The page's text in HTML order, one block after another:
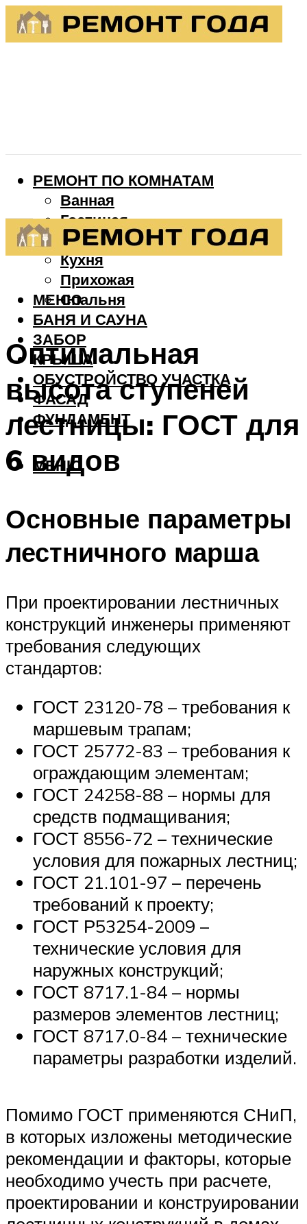
РЕМОНТ ПО КОМНАТАМ
Ванная
Гостиная
Детская
Кухня
Прихожая
Спальня
БАНЯ И САУНА
ЗАБОР
КРЫША
ОБУСТРОЙСТВО УЧАСТКА
ФАСАД
ФУНДАМЕНТ
МЕНЮ
МЕНЮ
Оптимальная
высота ступеней
лестницы: ГОСТ для
6 видов
Основные параметры
лестничного марша
При проектировании лестничных
конструкций инженеры применяют
требования следующих
стандартов:
ГОСТ 23120-78 – требования к
маршевым трапам;
ГОСТ 25772-83 – требования к
ограждающим элементам;
ГОСТ 24258-88 – нормы для
средств подмащивания;
ГОСТ 8556-72 – технические
условия для пожарных лестниц;
ГОСТ 21.101-97 – перечень
требований к проекту;
ГОСТ Р53254-2009 –
технические условия для
наружных конструкций;
ГОСТ 8717.1-84 – нормы
размеров элементов лестниц;
ГОСТ 8717.0-84 – технические
параметры разработки изделий.
Помимо ГОСТ применяются СНиП,
в которых изложены методические
рекомендации и факторы, которые
необходимо учесть при расчете,
проектировании и конструировании